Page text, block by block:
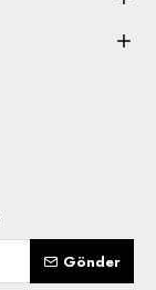
Gönder